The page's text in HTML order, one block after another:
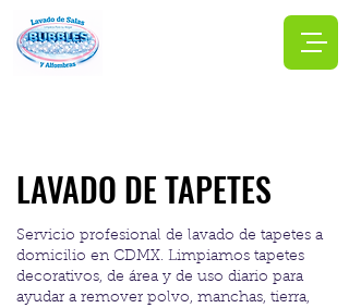
LAVADO DE TAPETES
Servicio profesional de lavado de tapetes a
domicilio en CDMX. Limpiamos tapetes
decorativos, de área y de uso diario para
ayudar a remover polvo, manchas, tierra,